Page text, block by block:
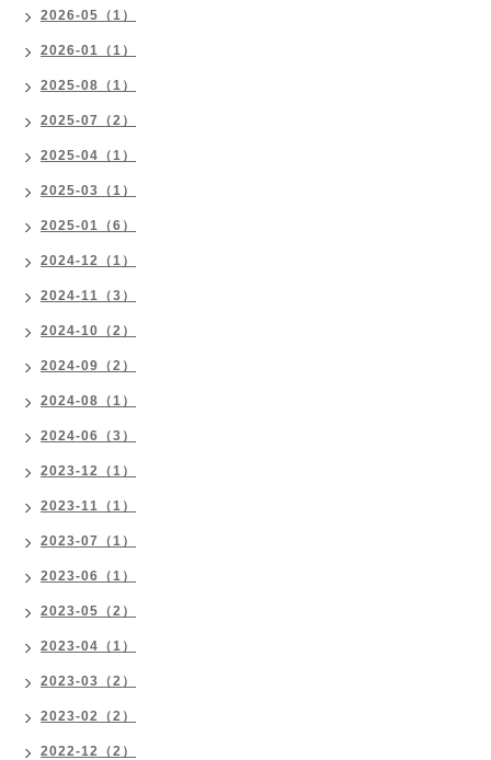
2026-05（1）
2026-01（1）
2025-08（1）
2025-07（2）
2025-04（1）
2025-03（1）
2025-01（6）
2024-12（1）
2024-11（3）
2024-10（2）
2024-09（2）
2024-08（1）
2024-06（3）
2023-12（1）
2023-11（1）
2023-07（1）
2023-06（1）
2023-05（2）
2023-04（1）
2023-03（2）
2023-02（2）
2022-12（2）